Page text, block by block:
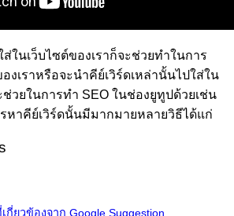
ส่ในเว็บไซต์ของเราก็จะช่วยทำในการ
งเราหรือจะนำคีย์เวิร์ดเหล่านั้นไปใส่ใน
วยในการทำ SEO ในช่องยูทูปด้วยเช่น
หาคีย์เวิร์ดนั้นมีมากมายหลายวิธีได้แก่
ยวข้องจาก Google Suggestion